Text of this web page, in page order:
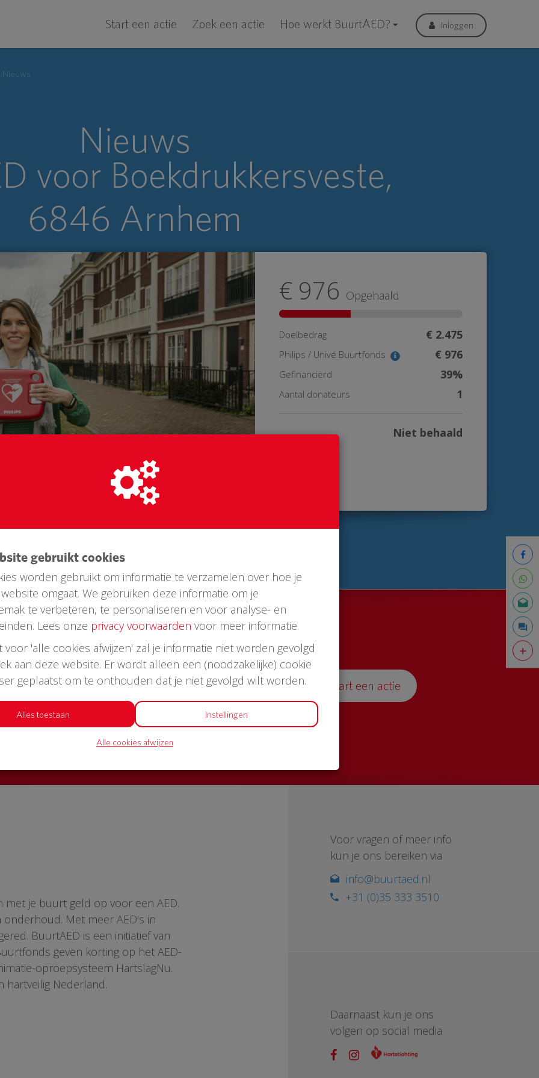
Start een actie Zoek een actie Hoe werkt BuurtAED? Inloggen
Nieuws
Nieuws
voor Boekdrukkersveste,
6846 Arnhem
€ 976 Opgehaald
Doelbedrag € 2.475
Philips / Univé Buurtfonds € 976
Gefinancierd 39%
Aantal donateurs 1
Niet behaald
in jouw straat?
een AED + buitenkast met korting
Start een actie
met je buurt geld op voor een AED.
Met meer AED’s in
BuurtAED is een initiatief van
geven korting op het AED-
oproepsysteem HartslagNu.
hartveilig Nederland.
Voor vragen of meer info
kun je ons bereiken via
info@buurtaed.nl
+31 (0)35 333 3510
Daarnaast kun je ons
volgen op social media
gebruikt cookies
worden gebruikt om informatie te verzamelen over hoe je
omgaat. We gebruiken deze informatie om je
te verbeteren, te personaliseren en voor analyse- en
Lees onze privacy voorwaarden voor meer informatie.
voor 'alle cookies afwijzen' zal je informatie niet worden gevolgd
aan deze website. Er wordt alleen een (noodzakelijke) cookie
geplaatst om te onthouden dat je niet gevolgd wilt worden.
Alles toestaan Instellingen
Alle cookies afwijzen